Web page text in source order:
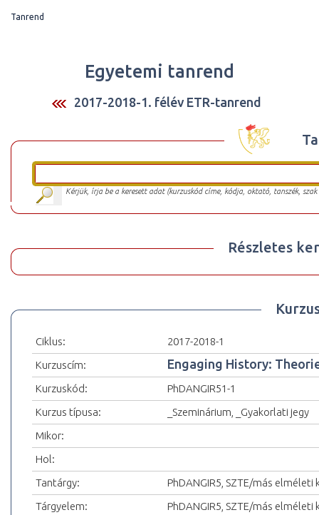
Tanrend
Egyetemi tanrend
2017-2018-1. félév ETR-tanrend
Kérjük, írja be a keresett adat (kurzuskód címe, kódja, oktató, tanszék,
Részletes
Ciklus:
2017-2018-1
Kurzuscím:
Engaging History:
Kurzuskód:
PhDANGIR51-1
Kurzus típusa:
_Szeminárium, _Gyakorlati jegy
Mikor:
Hol:
Tantárgy:
PhDANGIR5, SZTE/más elméleti
Tárgyelem:
PhDANGIR5, SZTE/más elméleti